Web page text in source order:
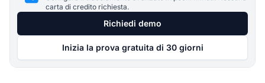
carta di credito richiesta.
Richiedi demo
Inizia la prova gratuita di 30 giorni